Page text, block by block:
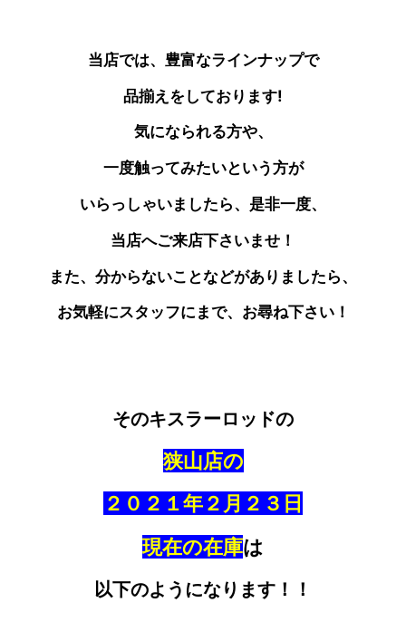
当店では、豊富なラインナップで
品揃えをしております!
気になられる方や、
一度触ってみたいという方が
いらっしゃいましたら、是非一度、
当店へご来店下さいませ！
また、分からないことなどがありましたら、
お気軽にスタッフにまで、お尋ね下さい！
そのキスラーロッドの
狭山店の
２０２１年２月２３日
現在の在庫は
以下のようになります！！